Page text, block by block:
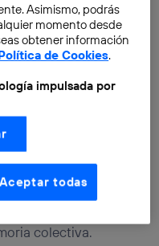
el tiempo de
de cada
solucionan con una
estación durante
películas
Kaufman, o Misión a
colectiva.
Asimismo, podrás
momento desde
obtener información
de Cookies.
impulsada por
la tecnología Utiq para
digital o análisis
consentimiento)
web(s)
una conexión a
por una de las
y otorgas tu
la privacidad como
Aceptar todas